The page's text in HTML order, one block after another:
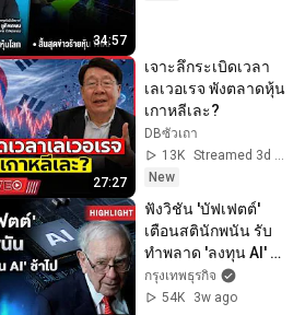
34:57
27:27
เจาะลึกระเบิดเวลา
เลเวอเรจ พังตลาดหุ้น
เกาหลีเละ?
DBซัวเถา
13K
New
ฟังวิชัน 'บัฟเฟตต์'
เตือนสตินักพนัน รับ
ทำพลาด 'ลงทุน AI'
ช้าไป | Highlights
กรุงเทพธุรกิจ
กรุงเทพธุรกิจ
54K
3w ago